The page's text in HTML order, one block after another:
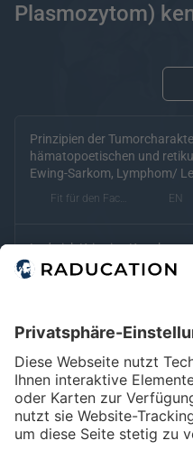
Plasmozytom)
kostenfrei
eRef
Prinzipien der
hämatopoetischen und
Ewing-Sarkom, Lymphom/
Fit für den Facharzt EN
Lodwick Kriterien
Fit für den Dienst
Bildgebung des Multiplen
Diagnostik des Multiplen
Fit für den Facharzt